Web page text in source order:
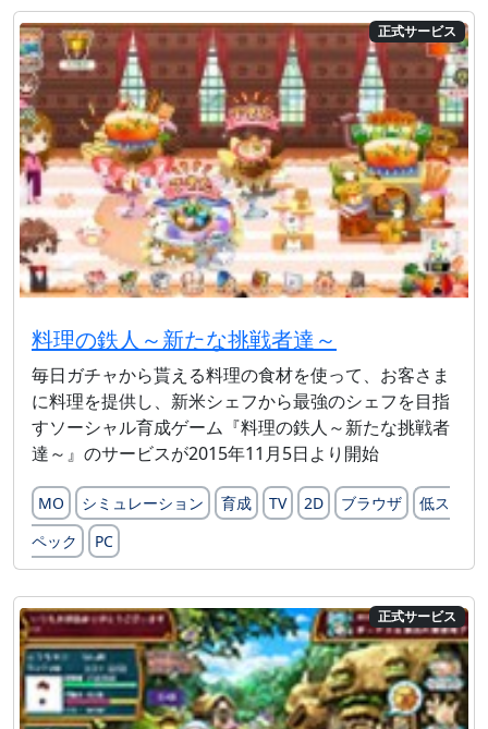
正式サービス
料理の鉄人～新たな挑戦者達～
毎日ガチャから貰える料理の食材を使って、お客さま
に料理を提供し、新米シェフから最強のシェフを目指
すソーシャル育成ゲーム『料理の鉄人～新たな挑戦者
達～』のサービスが2015年11月5日より開始
MO シミュレーション 育成 TV 2D ブラウザ
低ス
ペック
PC
正式サービス